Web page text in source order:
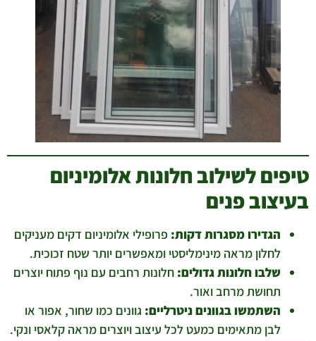
טיפים לשילוב חלונות אלומיניום
בעיצוב פנים
הגדירו מסגרות דקות: פרופילי אלומיניום דקים מעניקים
לחלון מראה מינימליסטי ומאפשרים יותר שטח זכוכית.
שלבו חלונות גדולים: חלונות רחבים עם נוף פתוח יוצרים
תחושת מרחב ואור.
השתמשו בגוונים ניטרליים: גוונים כמו שחור, אפור או
לבן מתאימים כמעט לכל עיצוב ויוצרים מראה קלאסי ונקי.